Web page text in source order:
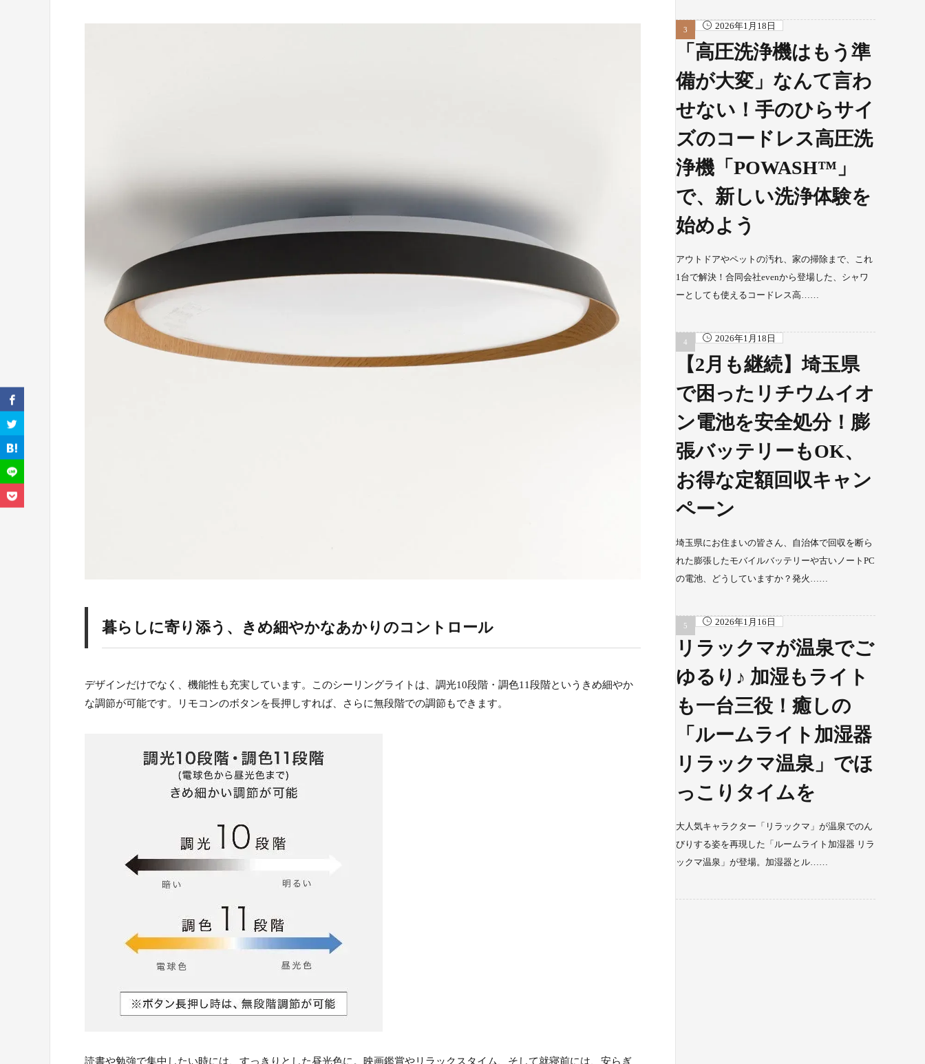
暮らしに寄り添う、きめ細やかなあかりのコントロール
デザインだけでなく、機能性も充実しています。このシーリングライトは、調光10段階・調色11段階というきめ細やか
な調節が可能です。リモコンのボタンを長押しすれば、さらに無段階での調節もできます。
読書や勉強で集中したい時には、すっきりとした昼光色に。映画鑑賞やリラックスタイム、そして就寝前には、安らぎ
2026年1月18日
「高圧洗浄機はもう準
備が大変」なんて言わ
せない！手のひらサイ
ズのコードレス高圧洗
浄機「POWASH™」
で、新しい洗浄体験を
始めよう
アウトドアやペットの汚れ、家の掃除まで、これ
1台で解決！合同会社evenから登場した、シャワ
ーとしても使えるコードレス高……
2026年1月18日
【2月も継続】埼玉県
で困ったリチウムイオ
ン電池を安全処分！膨
張バッテリーもOK、
お得な定額回収キャン
ペーン
埼玉県にお住まいの皆さん、自治体で回収を断ら
れた膨張したモバイルバッテリーや古いノートPC
の電池、どうしていますか？発火……
2026年1月16日
リラックマが温泉でご
ゆるり♪ 加湿もライト
も一台三役！癒しの
「ルームライト加湿器
リラックマ温泉」でほ
っこりタイムを
大人気キャラクター「リラックマ」が温泉でのん
びりする姿を再現した「ルームライト加湿器 リラ
ックマ温泉」が登場。加湿器とル……